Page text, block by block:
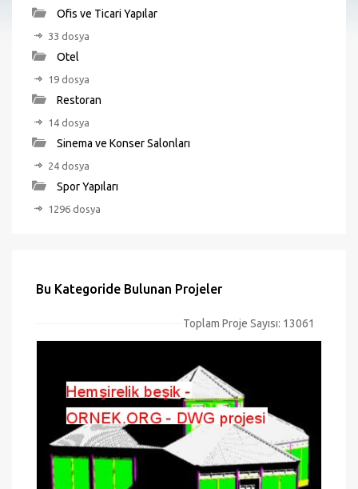
Ofis ve Ticari Yapılar
33 dosya
Otel
19 dosya
Restoran
14 dosya
Sinema ve Konser Salonları
24 dosya
Spor Yapıları
1296 dosya
Bu Kategoride Bulunan Projeler
Toplam Proje Sayısı: 13061